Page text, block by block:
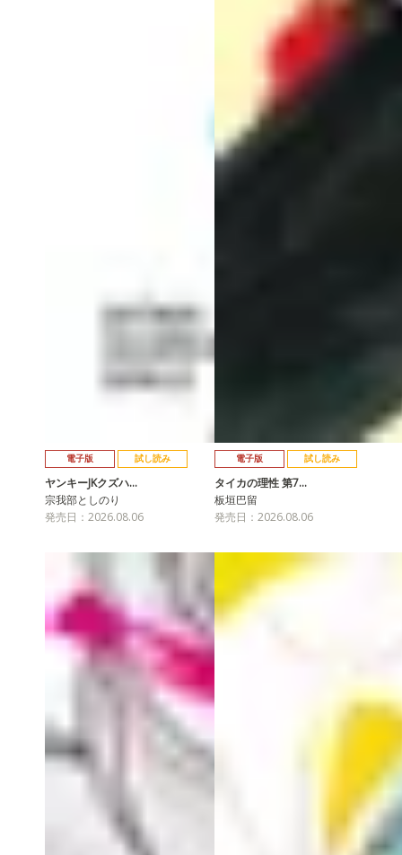
電子版 試し読み
ヤンキーJKクズハ…
宗我部としのり
発売日：2026.08.06
電子版 試し読み
タイカの理性 第7…
板垣巴留
発売日：2026.08.06